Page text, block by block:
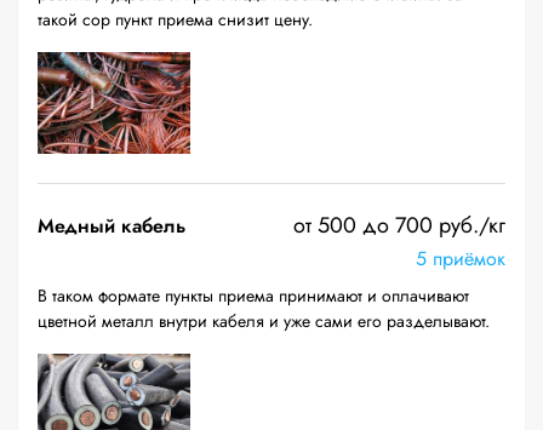
такой сор пункт приема снизит цену.
Медный кабель от 500 до 700 руб./кг
5 приёмок
В таком формате пункты приема принимают и оплачивают
цветной металл внутри кабеля и уже сами его разделывают.